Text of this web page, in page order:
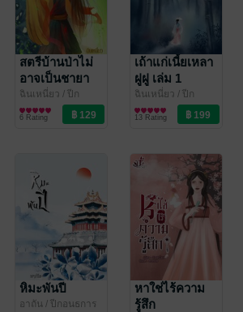
สตรีบ้านป่าไม่
อาจเป็นชายา
ฉินอ๋อง
ฉินเหนี่ยว / ปีก
อนธการ
นิยายรักจีนโบราณ
6 Rating
เถ้าแก่เนี้ยเหลา
ฝูฝู เล่ม 1
ฉินเหนี่ยว / ปีก
อนธการ
นิยายรักจีนโบราณ
13 Rating
หิมะพันปี
อาถัน / ปีกอนธการ
หาใช่ไร้ความ
รู้สึก